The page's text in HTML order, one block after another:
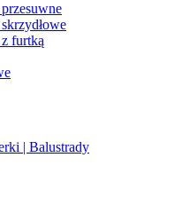
furtką
| Balustrady